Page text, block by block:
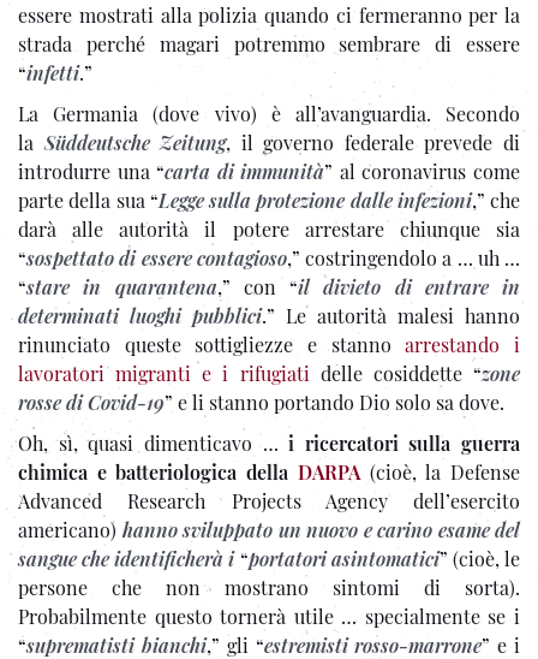
essere mostrati alla polizia quando ci fermeranno per la
strada perché magari potremmo sembrare di essere
“infetti.”
La Germania (dove vivo) è all’avanguardia. Secondo
la Süddeutsche Zeitung, il governo federale prevede di
introdurre una “carta di immunità” al coronavirus come
parte della sua “Legge sulla protezione dalle infezioni,” che
darà alle autorità il potere arrestare chiunque sia
“sospettato di essere contagioso,” costringendolo a … uh …
“stare in quarantena,” con “il divieto di entrare in
determinati luoghi pubblici.” Le autorità malesi hanno
rinunciato queste sottigliezze e stannoarrestando i
lavoratori migranti e i rifugiati delle cosiddette “zone
rosse di Covid-19” e li stanno portando Dio solo sa dove.
Oh, sì, quasi dimenticavo …i ricercatori sulla guerra
chimica e batteriologica della DARPA(cioè, la Defense
Advanced Research Projects Agency dell’esercito
americano) hanno sviluppato un nuovo e carino esame del
sangue che identificherà i“portatori asintomatici” (cioè, le
persone che non mostrano sintomi di sorta).
Probabilmente questo tornerà utile … specialmente se i
“suprematisti bianchi,” gli “estremisti rosso-marrone” e i